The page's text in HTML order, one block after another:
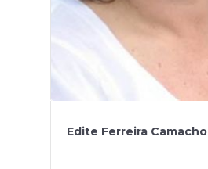
Edite Ferreira Camacho